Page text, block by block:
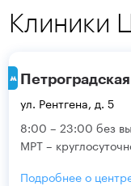
Клиники
Петроградская
ул. Рентгена, д. 5
8:00 – 23:00 без
МРТ –
Подробнее о